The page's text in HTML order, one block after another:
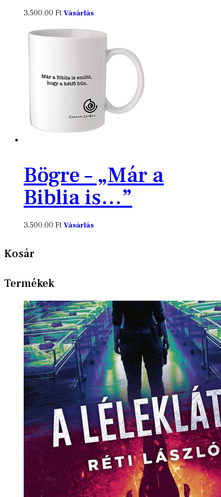
3,500.00 Ft Vásárlás
Bögre – „Már a
Biblia is…”
3,500.00 Ft Vásárlás
Kosár
Termékek